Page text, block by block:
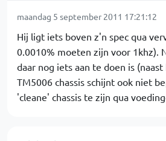
maandag 5 september 2011 17:21:12
Hij ligt iets boven z'n spec qua
0.0010% moeten zijn voor 1khz).
daar nog iets aan te doen is
TM5006 chassis schijnt ook niet
'cleane' chassis te zijn qua